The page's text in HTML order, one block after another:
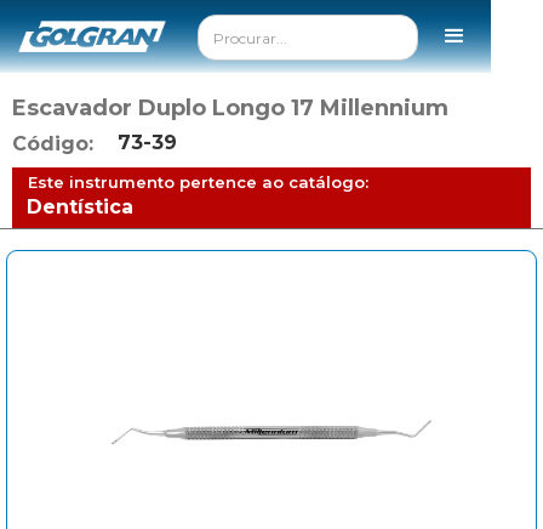
Escavador Duplo Longo 17 Millennium
Código: 73-39
Este instrumento pertence ao catálogo:
Dentística